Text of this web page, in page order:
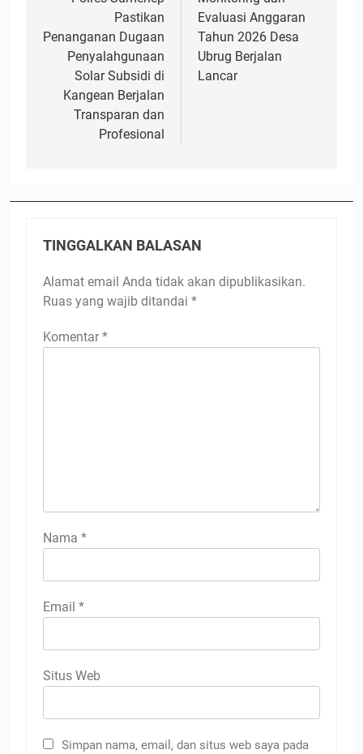
Pastikan
Penanganan Dugaan
Penyalahgunaan
Solar Subsidi di
Kangean Berjalan
Transparan dan
Profesional
Evaluasi Anggaran
Tahun 2026 Desa
Ubrug Berjalan
Lancar
TINGGALKAN BALASAN
Alamat email Anda tidak akan dipublikasikan.
Ruas yang wajib ditandai *
Komentar *
Nama *
Email *
Situs Web
Simpan nama, email, dan situs web saya pada